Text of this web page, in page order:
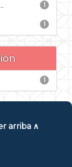
1
1
1
arriba ∧